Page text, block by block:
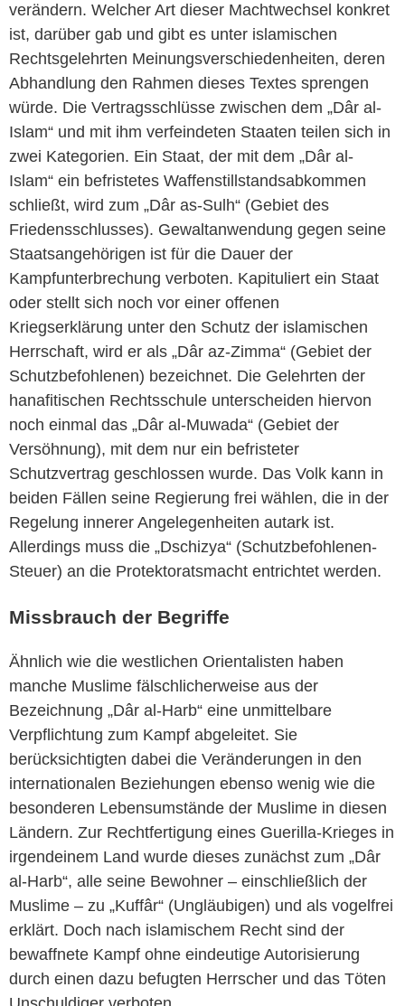
verändern. Welcher Art dieser Machtwechsel konkret
ist, darüber gab und gibt es unter islamischen
Rechtsgelehrten Meinungsverschiedenheiten, deren
Abhandlung den Rahmen dieses Textes sprengen
würde. Die Vertragsschlüsse zwischen dem „Dâr al-
Islam“ und mit ihm verfeindeten Staaten teilen sich in
zwei Kategorien. Ein Staat, der mit dem „Dâr al-
Islam“ ein befristetes Waffenstillstandsabkommen
schließt, wird zum „Dâr as-Sulh“ (Gebiet des
Friedensschlusses). Gewaltanwendung gegen seine
Staatsangehörigen ist für die Dauer der
Kampfunterbrechung verboten. Kapituliert ein Staat
oder stellt sich noch vor einer offenen
Kriegserklärung unter den Schutz der islamischen
Herrschaft, wird er als „Dâr az-Zimma“ (Gebiet der
Schutzbefohlenen) bezeichnet. Die Gelehrten der
hanafitischen Rechtsschule unterscheiden hiervon
noch einmal das „Dâr al-Muwada“ (Gebiet der
Versöhnung), mit dem nur ein befristeter
Schutzvertrag geschlossen wurde. Das Volk kann in
beiden Fällen seine Regierung frei wählen, die in der
Regelung innerer Angelegenheiten autark ist.
Allerdings muss die „Dschizya“ (Schutzbefohlenen-
Steuer) an die Protektoratsmacht entrichtet werden.
Missbrauch der Begriffe
Ähnlich wie die westlichen Orientalisten haben
manche Muslime fälschlicherweise aus der
Bezeichnung „Dâr al-Harb“ eine unmittelbare
Verpflichtung zum Kampf abgeleitet. Sie
berücksichtigten dabei die Veränderungen in den
internationalen Beziehungen ebenso wenig wie die
besonderen Lebensumstände der Muslime in diesen
Ländern. Zur Rechtfertigung eines Guerilla-Krieges in
irgendeinem Land wurde dieses zunächst zum „Dâr
al-Harb“, alle seine Bewohner – einschließlich der
Muslime – zu „Kuffâr“ (Ungläubigen) und als vogelfrei
erklärt. Doch nach islamischem Recht sind der
bewaffnete Kampf ohne eindeutige Autorisierung
durch einen dazu befugten Herrscher und das Töten